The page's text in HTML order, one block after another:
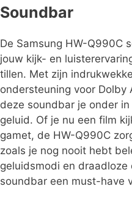
Soundbar
De Samsung HW-Q990C
jouw kijk- en
tillen. Met zijn
ondersteuning voor Dolby
deze soundbar je onder
geluid. Of je nu een film
gamet, de HW-Q990C
zoals je nog nooit hebt
geluidsmodi en
soundbar een must-have